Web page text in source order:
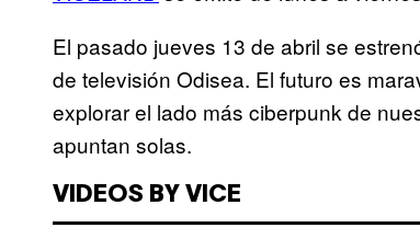
El pasado jueves 13 de abril se
de televisión Odisea. El futuro es
explorar el lado más ciberpunk de
apuntan solas.
VIDEOS BY VICE